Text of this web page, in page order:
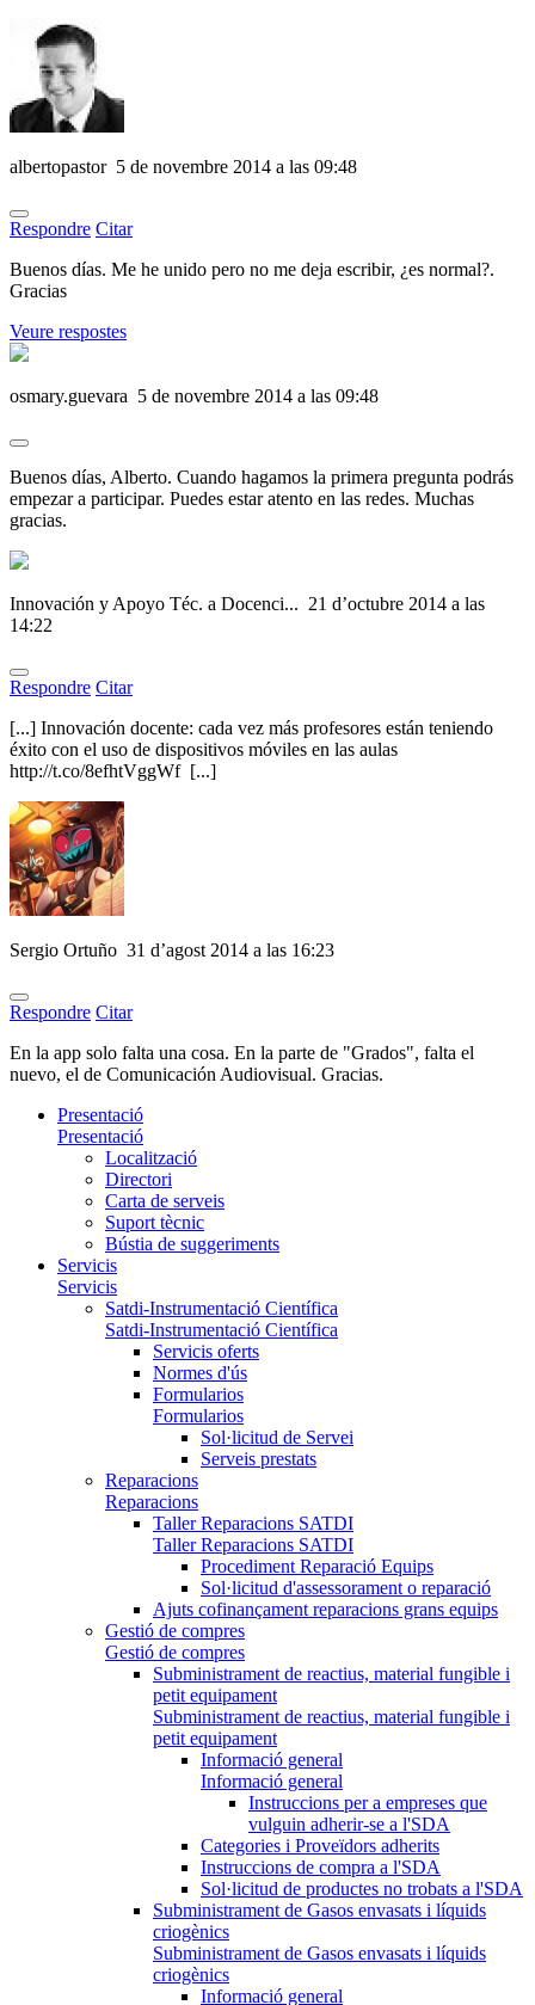
albertopastor 5 de novembre 2014 a las 09:48
Respondre Citar
Buenos días. Me he unido pero no me deja escribir, ¿es normal?.
Gracias
Veure respostes
osmary.guevara 5 de novembre 2014 a las 09:48
Buenos días, Alberto. Cuando hagamos la primera pregunta podrás
empezar a participar. Puedes estar atento en las redes. Muchas
gracias.
Innovación y Apoyo Téc. a Docenci... 21 d’octubre 2014 a las
14:22
Respondre Citar
[...] Innovación docente: cada vez más profesores están teniendo
éxito con el uso de dispositivos móviles en las aulas
http://t.co/8efhtVggWf [...]
Sergio Ortuño 31 d’agost 2014 a las 16:23
Respondre Citar
En la app solo falta una cosa. En la parte de "Grados", falta el
nuevo, el de Comunicación Audiovisual. Gracias.
Presentació
Presentació
Localització
Directori
Carta de serveis
Suport tècnic
Bústia de suggeriments
Servicis
Servicis
Satdi-Instrumentació Científica
Satdi-Instrumentació Científica
Servicis oferts
Normes d'ús
Formularios
Formularios
Sol·licitud de Servei
Serveis prestats
Reparacions
Reparacions
Taller Reparacions SATDI
Taller Reparacions SATDI
Procediment Reparació Equips
Sol·licitud d'assessorament o reparació
Ajuts cofinançament reparacions grans equips
Gestió de compres
Gestió de compres
Subministrament de reactius, material fungible i
petit equipament
Subministrament de reactius, material fungible i
petit equipament
Informació general
Informació general
Instruccions per a empreses que
vulguin adherir-se a l'SDA
Categories i Proveïdors adherits
Instruccions de compra a l'SDA
Sol·licitud de productes no trobats a l'SDA
Subministrament de Gasos envasats i líquids
criogènics
Subministrament de Gasos envasats i líquids
criogènics
Informació general